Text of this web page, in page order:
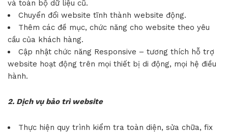
và toàn bộ dữ liệu cũ.
Chuyển đổi website tĩnh thành website động.
Thêm các đề mục, chức năng cho website theo yêu
cầu của khách hàng.
Cập nhật chức năng Responsive – tương thích hỗ trợ
website hoạt động trên mọi thiết bị di động, mọi hệ điều
hành.
2. Dịch vụ bảo trì website
Thực hiện quy trình kiểm tra toàn diện, sửa chữa, fix